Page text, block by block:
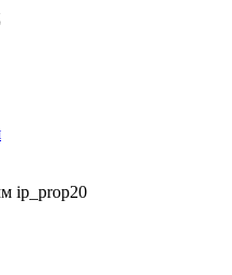
ip_prop20